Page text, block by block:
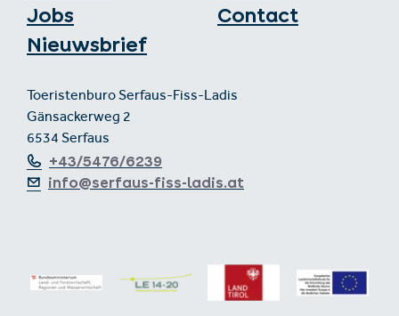
Jobs
Nieuwsbrief
Contact
Toeristenburo Serfaus-Fiss-Ladis
Gänsackerweg 2
6534 Serfaus
+43/5476/6239
info@serfaus-fiss-ladis.at